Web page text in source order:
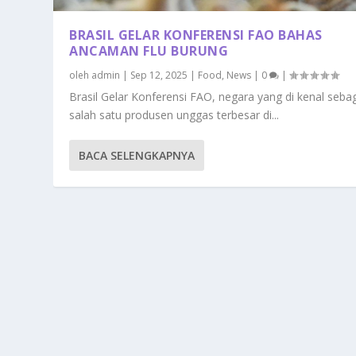
BRASIL GELAR KONFERENSI FAO BAHAS
ANCAMAN FLU BURUNG
oleh admin | Sep 12, 2025 | Food, News | 0 |
Brasil Gelar Konferensi FAO, negara yang di kenal
salah satu produsen unggas terbesar di...
BACA SELENGKAPNYA